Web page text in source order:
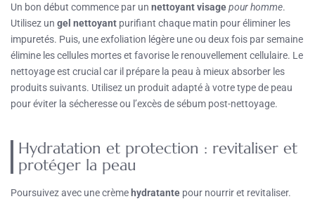
Un bon début commence par un nettoyant visagepour homme.
Utilisez un gel nettoyant purifiant chaque matin pour éliminer les
impuretés. Puis, une exfoliation légère une ou deux fois par semaine
élimine les cellules mortes et favorise le renouvellement cellulaire. Le
nettoyage est crucial car il prépare la peau à mieux absorber les
produits suivants. Utilisez un produit adapté à votre type de peau
pour éviter la sécheresse ou l’excès de sébum post-nettoyage.
Hydratation et protection : revitaliser et
protéger la peau
Poursuivez avec une crèmehydratante pour nourrir et revitaliser.